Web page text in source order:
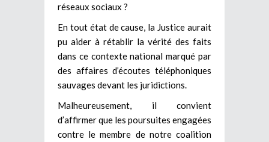
réseaux sociaux ?
En tout état de cause, la Justice aurait
pu aider à rétablir la vérité des faits
dans ce contexte national marqué par
des affaires d’écoutes téléphoniques
sauvages devant les juridictions.
Malheureusement, il convient
d’affirmer que les poursuites engagées
contre le membre de notre coalition